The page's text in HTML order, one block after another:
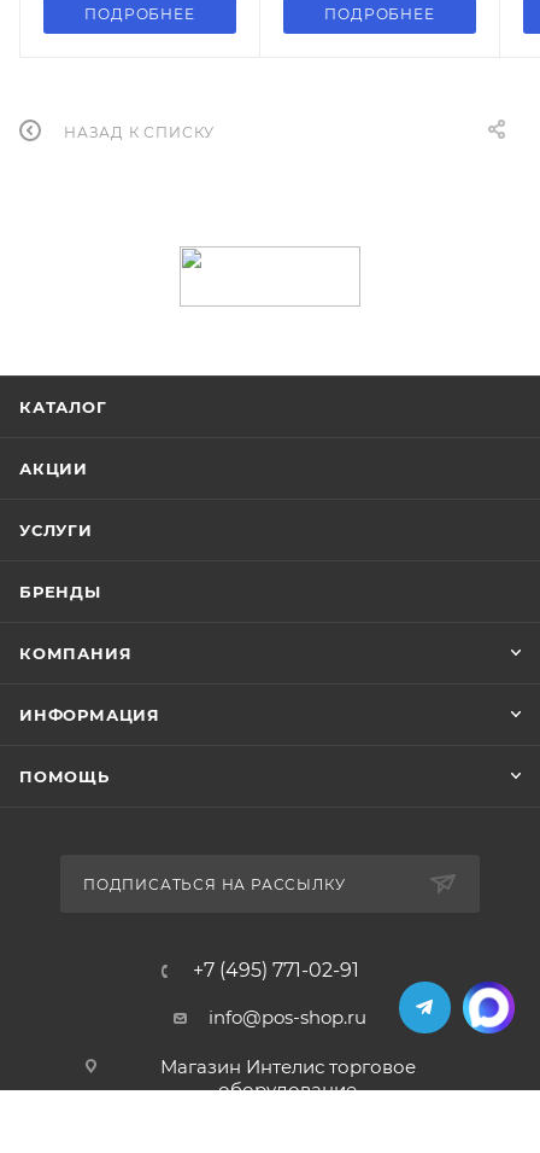
ПОДРОБНЕЕ ПОДРОБНЕЕ
НАЗАД К СПИСКУ
КАТАЛОГ
АКЦИИ
УСЛУГИ
БРЕНДЫ
КОМПАНИЯ
ИНФОРМАЦИЯ
ПОМОЩЬ
ПОДПИСАТЬСЯ НА РАССЫЛКУ
+7 (495) 771-02-91
info@pos-shop.ru
Магазин Интелис торговое
оборудование